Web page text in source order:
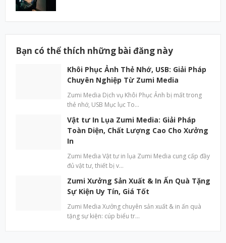
Bạn có thể thích những bài đăng này
Khôi Phục Ảnh Thẻ Nhớ, USB: Giải Pháp
Chuyên Nghiệp Từ Zumi Media
Zumi Media Dịch vụ Khôi Phục Ảnh bị mất trong
thẻ nhớ, USB Mục lục To…
Vật tư In Lụa Zumi Media: Giải Pháp
Toàn Diện, Chất Lượng Cao Cho Xưởng
In
Zumi Media Vật tư in lụa Zumi Media cung cấp đầy
đủ vật tư, thiết bị v…
Zumi Xưởng Sản Xuất & In Ấn Quà Tặng
Sự Kiện Uy Tín, Giá Tốt
Zumi Media Xưởng chuyên sản xuất & in ấn quà
tặng sự kiện: cúp biểu tr…